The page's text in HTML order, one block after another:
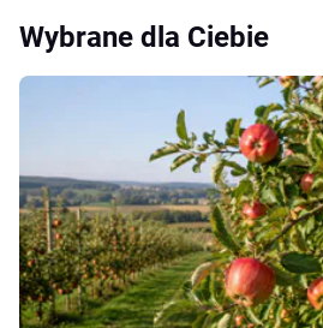
Wybrane dla Ciebie